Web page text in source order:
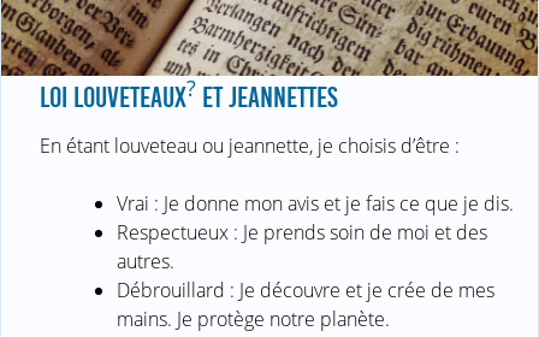
LOI LOUVETEAUX? ET JEANNETTES
En étant louveteau ou jeannette, je choisis d’être :
Vrai : Je donne mon avis et je fais ce que je dis.
Respectueux : Je prends soin de moi et des
autres.
Débrouillard : Je découvre et je crée de mes
mains. Je protège notre planète.